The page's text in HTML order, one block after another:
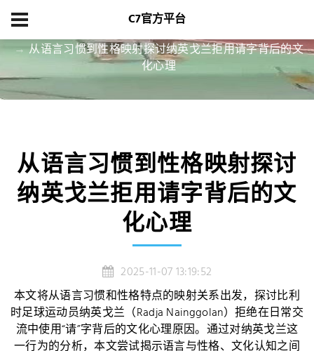
C7官方平台
从语言习惯到性格映射探讨纳英戈兰拒用请字背后的文
化心理
从语言习惯到性格映射探讨
纳英戈兰拒用请字背后的文
化心理
2025-11-07 13:19:52
本文将从语言习惯和性格特点的映射关系出发，探讨比利
时足球运动员纳英戈兰（Radja Nainggolan）拒绝在日常交
流中使用“请”字背后的文化心理原因。通过对纳英戈兰这
一行为的分析，本文尝试揭示语言与性格、文化认知之间